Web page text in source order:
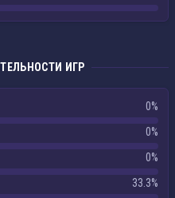
ИГР
0%
0%
0%
33.3%